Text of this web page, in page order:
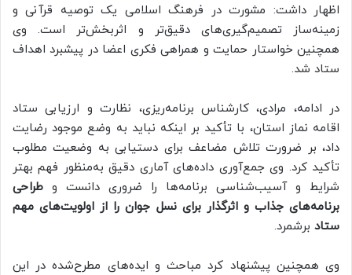
اظهار داشت: مشورت در فرهنگ اسلامی یک توصیه قرآنی و
زمینه‌ساز تصمیم‌گیری‌های دقیق‌تر و اثربخش‌تر است. وی
همچنین خواستار حمایت و همراهی فکری اعضا در پیشبرد اهداف
ستاد شد.
در ادامه، مرادی، کارشناس برنامه‌ریزی، نظارت و ارزیابی ستاد
اقامه نماز استان، با تأکید بر اینکه نباید به وضع موجود رضایت
داد، بر ضرورت تلاش مضاعف برای دستیابی به وضعیت مطلوب
تأکید کرد. وی جمع‌آوری داده‌های آماری دقیق به‌منظور فهم بهتر
شرایط و آسیب‌شناسی برنامه‌ها را ضروری دانست و طراحی
برنامه‌های جذاب و اثرگذار برای نسل جوان را از اولویت‌های مهم
ستاد برشمرد.
وی همچنین پیشنهاد کرد مباحث و ایده‌های مطرح‌شده در این